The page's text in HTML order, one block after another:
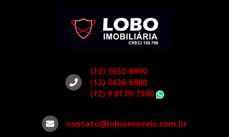
(12) 3632-8900
(12) 3426-6800
(12) 9 8179-7300
contato@loboimoveis.com.br